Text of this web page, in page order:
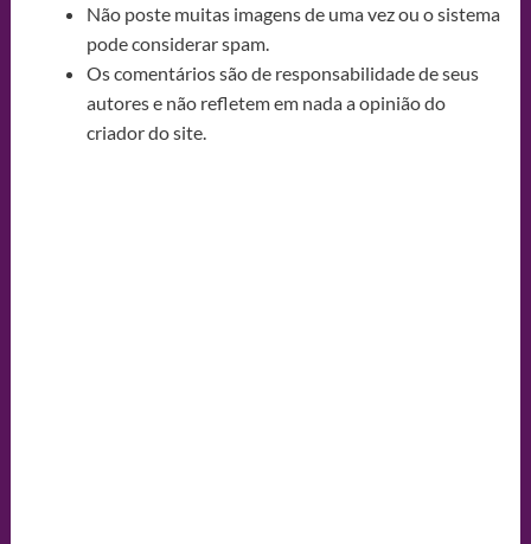
Não poste muitas imagens de uma vez ou o sistema
pode considerar spam.
Os comentários são de responsabilidade de seus
autores e não refletem em nada a opinião do
criador do site.